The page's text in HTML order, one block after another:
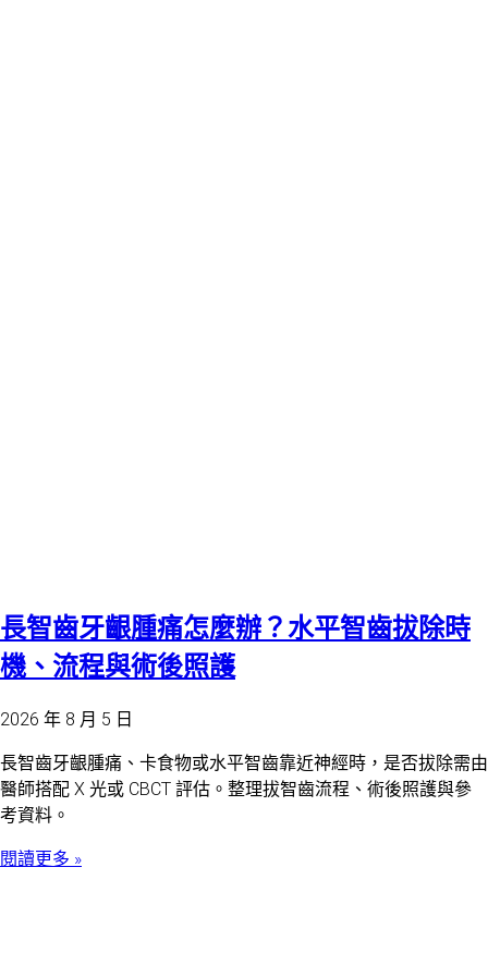
長智齒牙齦腫痛怎麼辦？水平智齒拔除時
機、流程與術後照護
2026 年 8 月 5 日
長智齒牙齦腫痛、卡食物或水平智齒靠近神經時，是否拔除需由
醫師搭配 X 光或 CBCT 評估。整理拔智齒流程、術後照護與參
考資料。
閱讀更多 »